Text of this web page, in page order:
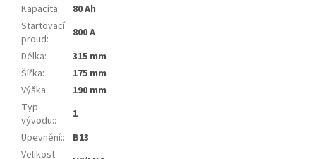
Kapacita:
80 Ah
Startovací
proud:
800 A
Délka:
315 mm
Šířka:
175 mm
Výška:
190 mm
Typ
vývodu::
1
Upevnění::
B13
Velikost